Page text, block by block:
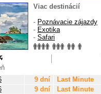
Viac destinácií
- Poznávacie zájazdy
- Exotika
- Safari
9 dní Last Minute
9 dní Last Minute